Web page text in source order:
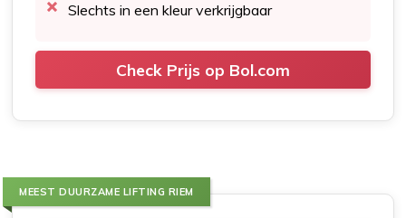
Slechts in een kleur verkrijgbaar
Check Prijs op Bol.com
MEEST DUURZAME LIFTING RIEM